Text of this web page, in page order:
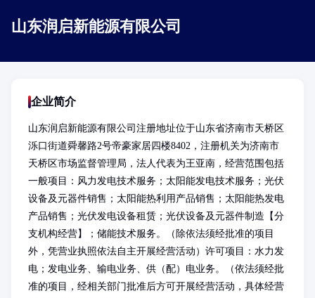
山东润启新能源有限公司
企业简介
山东润启新能源有限公司注册地址位于山东省济南市天桥区
泺口街道舜馨路2号帝豪家居四楼8402，注册机关为济南市
天桥区市场监督管理局，法人代表为王亚南，经营范围包括
一般项目：风力发电技术服务；太阳能发电技术服务；光伏
设备及元器件销售；太阳能热利用产品销售；太阳能热发电
产品销售；光伏发电设备租赁；光伏设备及元器件制造【分
支机构经营】；储能技术服务。（除依法须经批准的项目
外，凭营业执照依法自主开展经营活动）许可项目：水力发
电；发电业务、输电业务、供（配）电业务。（依法须经批
准的项目，经相关部门批准后方可开展经营活动，具体经营